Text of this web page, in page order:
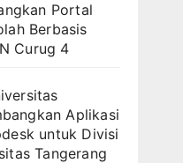
Portal
Berbasis
Curug 4
Aplikasi
untuk Divisi
Tangerang